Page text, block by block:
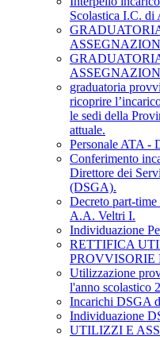
Scolastica I.C. di
graduatoria
ricoprire
le sedi della
attuale.
Personale ATA -
Conferimento
Direttore dei
(DSGA).
Decreto part-
A.A. Veltri I.
Individuazione
RETTIFICA
Utilizzazione
l'anno scolastico
Incarichi DSGA
Individuazione
UTILIZZI E